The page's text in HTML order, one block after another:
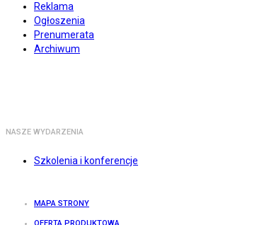
Reklama
Ogłoszenia
Prenumerata
Archiwum
NASZE WYDARZENIA
Szkolenia i konferencje
MAPA STRONY